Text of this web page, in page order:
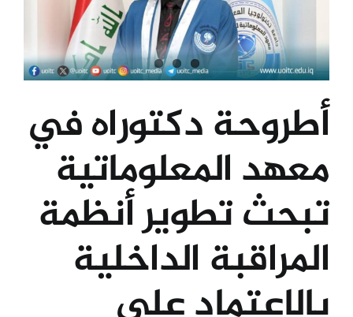
أطروحة دكتوراه في
معهد المعلوماتية
تبحث تطوير أنظمة
المراقبة الداخلية